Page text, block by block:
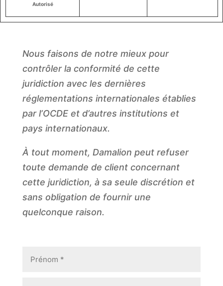
Autorisé
Nous faisons de notre mieux pour
contrôler la conformité de cette
juridiction avec les dernières
réglementations internationales établies
par l’OCDE et d’autres institutions et
pays internationaux.
À tout moment, Damalion peut refuser
toute demande de client concernant
cette juridiction, à sa seule discrétion et
sans obligation de fournir une
quelconque raison.